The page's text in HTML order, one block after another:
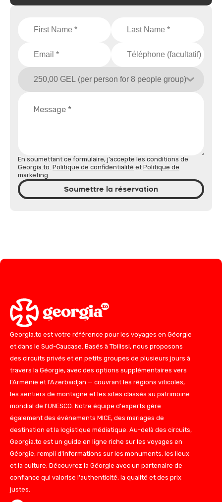
En soumettant ce formulaire, j'accepte les conditions de
Georgia.to. Politique de confidentialité et Politique de
marketing.
Soumettre la réservation
Georgia.to est votre référence pour les voyages en Géorgie
et dans le Sud-Caucase. Basés à Tbilissi, nous proposons
des circuits privés et en petits groupes de plusieurs jours à
travers la Géorgie, avec des options supplémentaires vers
l'Arménie et l'Azerbaïdjan — couvrant les régions viticoles,
les sentiers de montagne et les sites classés au patrimoine
mondial de l'UNESCO. Notre équipe d'experts gère
également des événements MICE, des mariages de
destination et la logistique médiatique. Au-delà des circuits,
Georgia.to est un guide en ligne riche sur les voyages en
Géorgie, rempli d'informations sur les monuments, les lieux
et la culture. Découvrez la Géorgie avec un partenaire de
confiance qui valorise l'authenticité, la qualité et des prix
justes.